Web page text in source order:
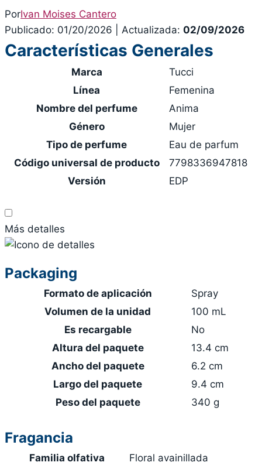
PorIvan Moises Cantero
Publicado: 01/20/2026
Actualizada: 02/09/2026
Características Generales
Marca
Tucci
Línea
Femenina
Nombre del perfume
Anima
Género
Mujer
Tipo de perfume
Eau de parfum
Código universal de producto
7798336947818
Versión
EDP
Más detalles
Packaging
Formato de aplicación
Spray
Volumen de la unidad
100 mL
Es recargable
No
Altura del paquete
13.4 cm
Ancho del paquete
6.2 cm
Largo del paquete
9.4 cm
Peso del paquete
340 g
Fragancia
Familia olfativa Floral avainillada